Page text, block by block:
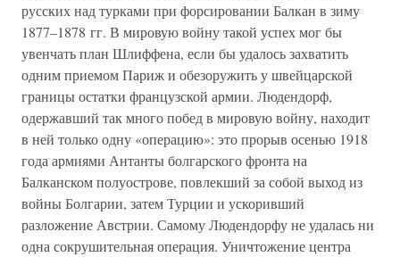
русских над турками при форсировании Балкан в зиму
1877–1878 гг. В мировую войну такой успех мог бы
увенчать план Шлиффена, если бы удалось захватить
одним приемом Париж и обезоружить у швейцарской
границы остатки французской армии. Людендорф,
одержавший так много побед в мировую войну, находит
в ней только одну «операцию»: это прорыв осенью 1918
года армиями Антанты болгарского фронта на
Балканском полуострове, повлекший за собой выход из
войны Болгарии, затем Турции и ускоривший
разложение Австрии. Самому Людендорфу не удалась ни
одна сокрушительная операция. Уничтожение центра